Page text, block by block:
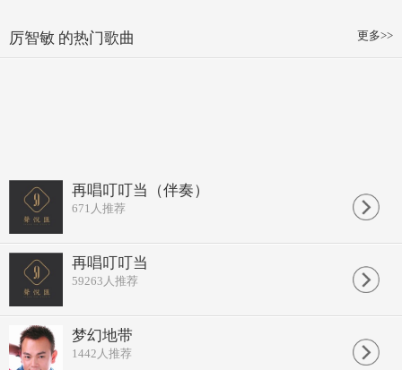
更多>>
厉智敏 的热门歌曲
再唱叮叮当（伴奏）
671 人推荐
再唱叮叮当
59263 人推荐
梦幻地带
1442 人推荐